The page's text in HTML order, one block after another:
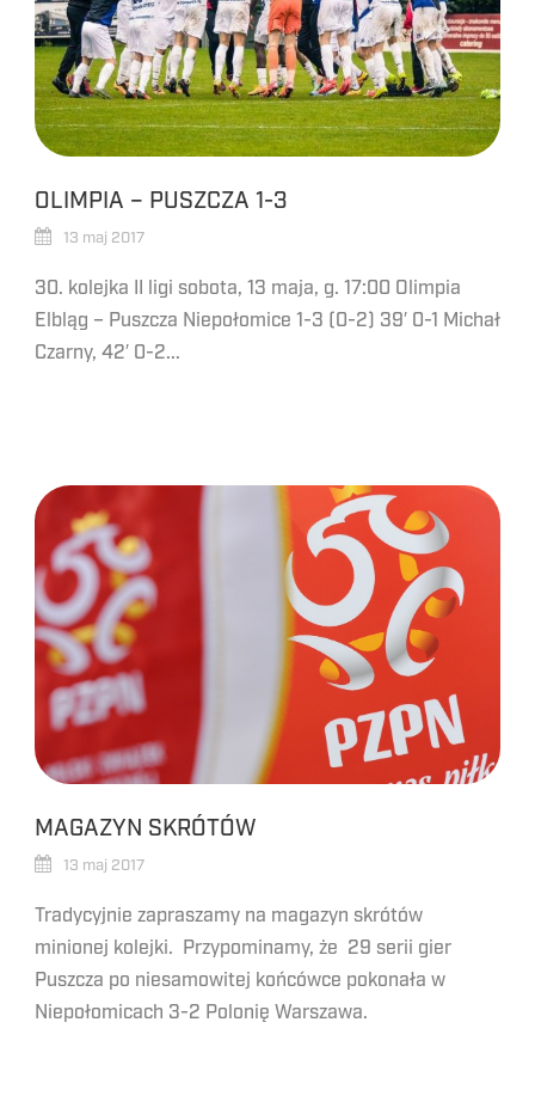
OLIMPIA – PUSZCZA 1-3
13 maj 2017
30. kolejka II ligi sobota, 13 maja, g. 17:00 Olimpia
Elbląg – Puszcza Niepołomice 1-3 (0-2) 39′ 0-1 Michał
Czarny, 42′ 0-2...
MAGAZYN SKRÓTÓW
13 maj 2017
Tradycyjnie zapraszamy na magazyn skrótów
minionej kolejki. Przypominamy, że 29 serii gier
Puszcza po niesamowitej końcówce pokonała w
Niepołomicach 3-2 Polonię Warszawa.